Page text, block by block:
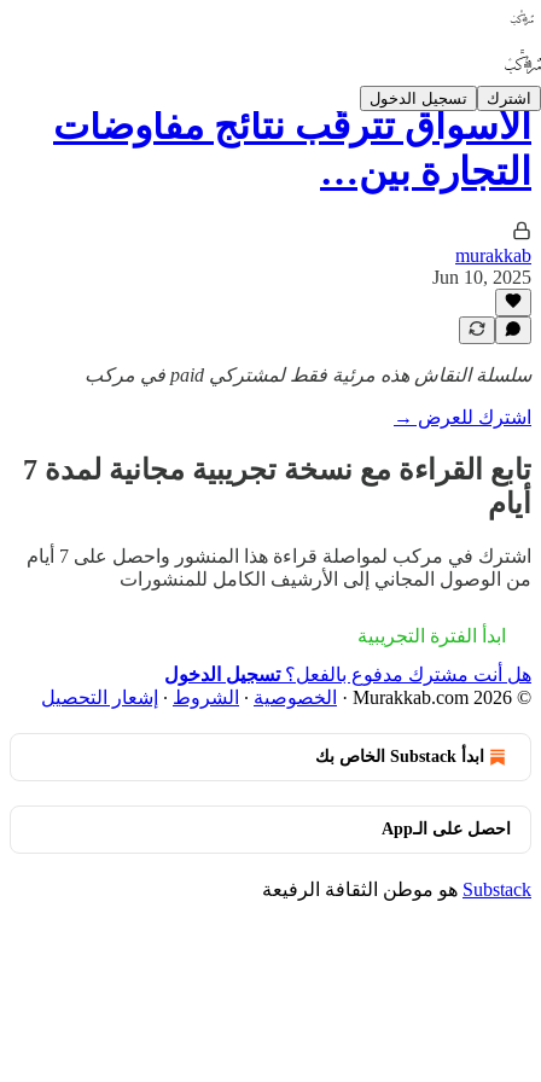
اشترك تسجيل الدخول
الأسواق تترقّب نتائج مفاوضات
التجارة بين…
murakkab
Jun 10, 2025
سلسلة النقاش هذه مرئية فقط لمشتركي paid في مركب
اشترك للعرض →
تابع القراءة مع نسخة تجريبية مجانية لمدة 7
أيام
اشترك في مركب
لمواصلة قراءة هذا المنشور واحصل على 7 أيام
من الوصول المجاني إلى الأرشيف الكامل للمنشورات
ابدأ الفترة التجريبية
هل أنت مشترك مدفوع بالفعل؟تسجيل الدخول
© 2026 Murakkab.com
· الخصوصية ∙ الشروط ∙ إشعار التحصيل
ابدأ Substack الخاص بك
احصل على الـApp
Substack هو موطن الثقافة الرفيعة